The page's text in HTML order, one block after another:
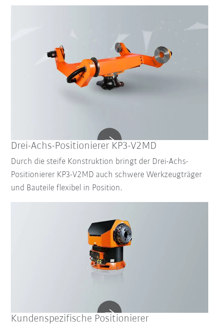
Drei-Achs-Positionierer KP3-V2MD
Durch die steife Konstruktion bringt der Drei-Achs-
Positionierer KP3-V2MD auch schwere Werkzeugträger
und Bauteile flexibel in Position.
Kundenspezifische Positionierer